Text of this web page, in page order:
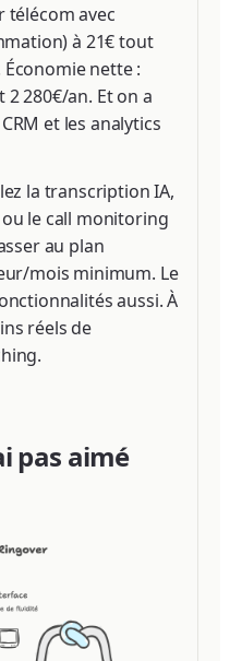
télécom avec
à 21€ tout
nette :
280€/an. Et on a
et les analytics
la transcription IA,
le call monitoring
au plan
mois minimum. Le
aussi. À
réels de
pas aimé